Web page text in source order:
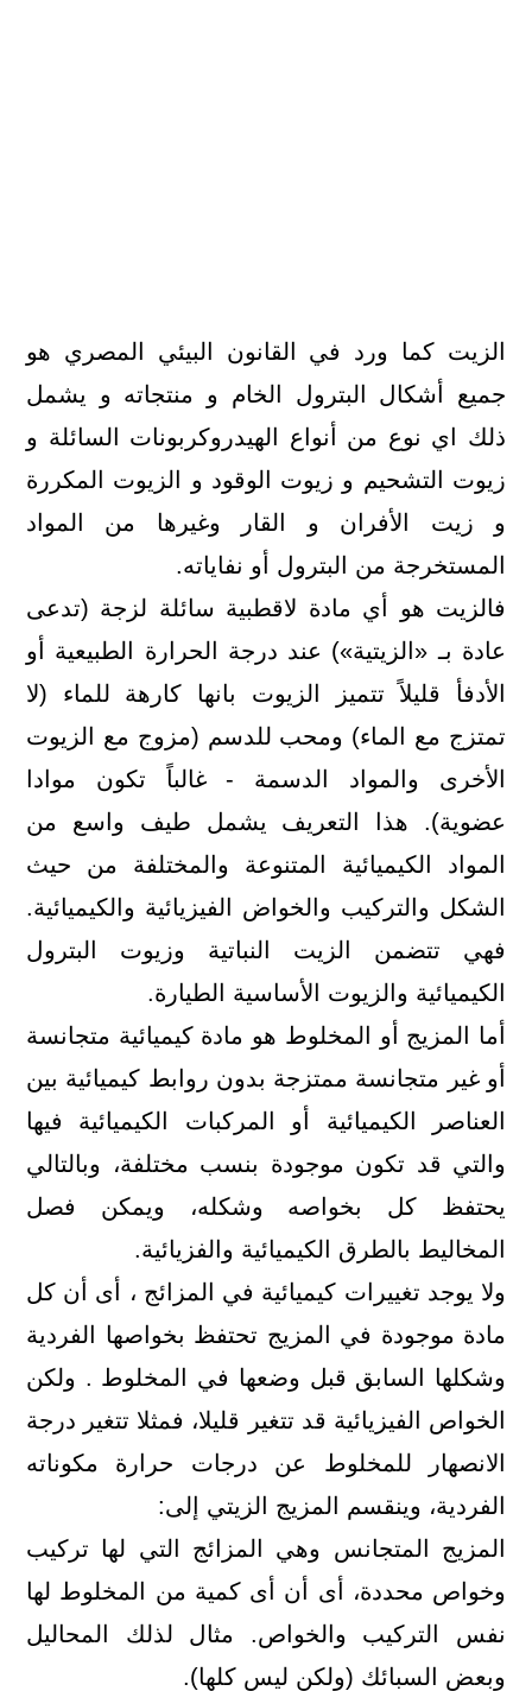
الزيت كما ورد في القانون البيئي المصري هو
جميع أشكال البترول الخام و منتجاته و يشمل
ذلك اي نوع من أنواع الهيدروكربونات السائلة و
زيوت التشحيم و زيوت الوقود و الزيوت المكررة
و زيت الأفران و القار وغيرها من المواد
المستخرجة من البترول أو نفاياته.
فالزيت هو أي مادة لاقطبية سائلة لزجة (تدعى
عادة بـ «الزيتية») عند درجة الحرارة الطبيعية أو
الأدفأ قليلاً تتميز الزيوت بانها كارهة للماء (لا
تمتزج مع الماء) ومحب للدسم (مزوج مع الزيوت
الأخرى والمواد الدسمة - غالباً تكون موادا
عضوية). هذا التعريف يشمل طيف واسع من
المواد الكيميائية المتنوعة والمختلفة من حيث
الشكل والتركيب والخواض الفيزيائية والكيميائية.
فهي تتضمن الزيت النباتية وزيوت البترول
الكيميائية والزيوت الأساسية الطيارة.
أما المزيج أو المخلوط هو مادة كيميائية متجانسة
أو غير متجانسة ممتزجة بدون روابط كيميائية بين
العناصر الكيميائية أو المركبات الكيميائية فيها
والتي قد تكون موجودة بنسب مختلفة، وبالتالي
يحتفظ كل بخواصه وشكله، ويمكن فصل
المخاليط بالطرق الكيميائية والفزيائية.
ولا يوجد تغييرات كيميائية في المزائج ، أى أن كل
مادة موجودة في المزيج تحتفظ بخواصها الفردية
وشكلها السابق قبل وضعها في المخلوط . ولكن
الخواص الفيزيائية قد تتغير قليلا، فمثلا تتغير درجة
الانصهار للمخلوط عن درجات حرارة مكوناته
الفردية، وينقسم المزيج الزيتي إلى:
المزيج المتجانس وهي المزائج التي لها تركيب
وخواص محددة، أى أن أى كمية من المخلوط لها
نفس التركيب والخواص. مثال لذلك المحاليل
وبعض السبائك (ولكن ليس كلها).